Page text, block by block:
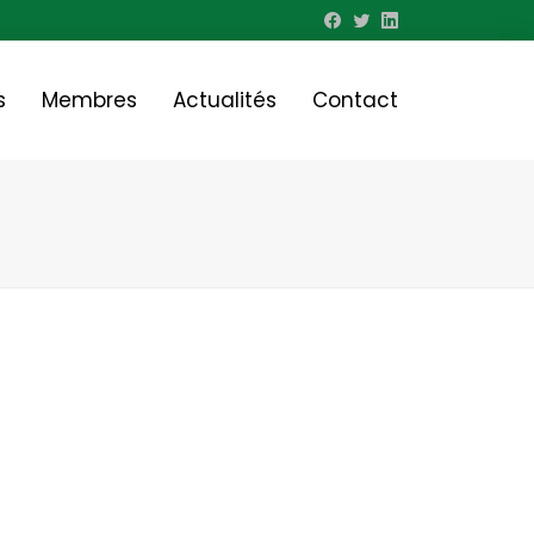
Membres Actualités Contact